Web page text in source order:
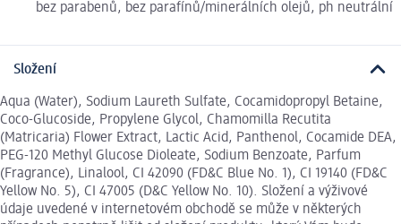
bez parabenů, bez parafínů/minerálních olejů, ph neutrální
Složení
Aqua (Water), Sodium Laureth Sulfate, Cocamidopropyl Betaine,
Coco-Glucoside, Propylene Glycol, Chamomilla Recutita
(Matricaria) Flower Extract, Lactic Acid, Panthenol, Cocamide DEA,
PEG-120 Methyl Glucose Dioleate, Sodium Benzoate, Parfum
(Fragrance), Linalool, CI 42090 (FD&C Blue No. 1), CI 19140 (FD&C
Yellow No. 5), CI 47005 (D&C Yellow No. 10). Složení a výživové
údaje uvedené v internetovém obchodě se může v některých